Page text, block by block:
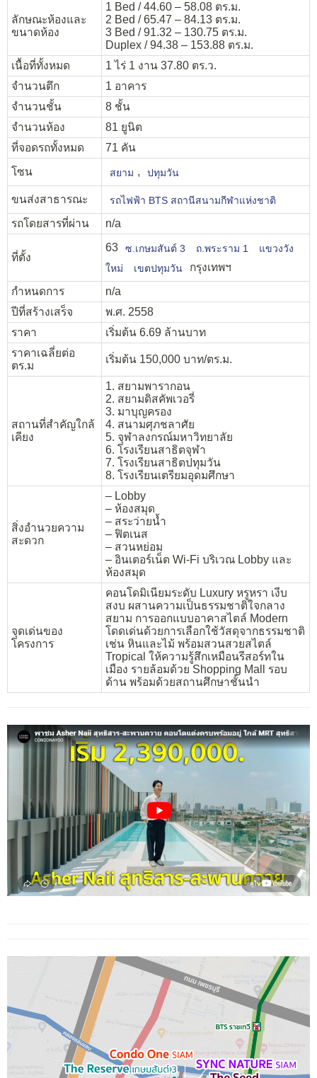
ลักษณะห้องและ
ขนาดห้อง
1 Bed / 44.60 – 58.08 ตร.ม.
2 Bed / 65.47 – 84.13 ตร.ม.
3 Bed / 91.32 – 130.75 ตร.ม.
Duplex / 94.38 – 153.88 ตร.ม.
เนื้อที่ทั้งหมด
1 ไร่ 1 งาน 37.80 ตร.ว.
จำนวนตึก
1 อาคาร
จำนวนชั้น
8 ชั้น
จำนวนห้อง
81 ยูนิต
ที่จอดรถทั้งหมด
71 คัน
โซน
สยาม , ปทุมวัน
ขนส่งสาธารณะ รถไฟฟ้า BTS สถานีสนามกีฬาแห่งชาติ
รถโดยสารที่ผ่าน n/a
ที่ตั้ง
63 ซ.เกษมสันต์ 3 ถ.พระราม 1
แขวงวัง
ใหม่
เขตปทุมวัน
กรุงเทพฯ
กำหนดการ
n/a
ปีที่สร้างเสร็จ
พ.ศ. 2558
ราคา
เริ่มต้น 6.69 ล้านบาท
ราคาเฉลี่ยต่อ
ตร.ม
เริ่มต้น 150,000 บาท/ตร.ม.
สถานที่สำคัญใกล้
เคียง
1. สยามพารากอน
2. สยามดิสคัพเวอรี่
3. มาบุญครอง
4. สนามศุภชลาศัย
5. จุฬาลงกรณ์มหาวิทยาลัย
6. โรงเรียนสาธิตจุฬา
7. โรงเรียนสาธิตปทุมวัน
8. โรงเรียนเตรียมอุดมศึกษา
สิ่งอำนวยความ
สะดวก
– Lobby
– ห้องสมุด
– สระว่ายน้ำ
– ฟิตเนส
– สวนหย่อม
– อินเตอร์เน็ต Wi-Fi บริเวณ Lobby และ
ห้องสมุด
จุดเด่นของ
โครงการ
คอนโดมิเนียมระดับ Luxury หรูหรา เงีบ
สงบ ผสานความเป็นธรรมชาติใจกลาง
สยาม การออกแบบอาคาสไตล์ Modern
โดดเด่นด้วยการเลือกใช้วัสดุจากธรรมชาติ
เช่น หินและไม้ พร้อมสวนสวยสไตล์
Tropical ให้ความรู้สึกเหมือนรีสอร์ทใน
เมือง รายล้อมด้วย Shopping Mall รอบ
ด้าน พร้อมด้วยสถานศึกษาชั้นนำ